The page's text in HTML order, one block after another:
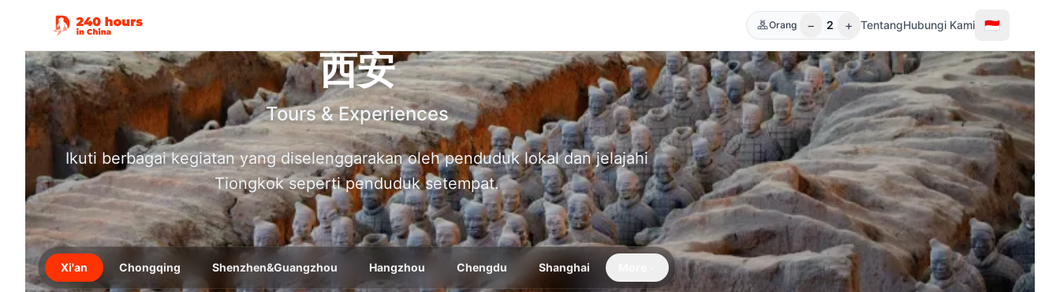
Orang − 2 + TentangHubungi Kami 🇮🇩
西安
Tours & Experiences
Ikuti berbagai kegiatan yang diselenggarakan oleh penduduk lokal dan jelajahi
Tiongkok seperti penduduk setempat.
Xi'an Chongqing Shenzhen&Guangzhou Hangzhou Chengdu Shanghai